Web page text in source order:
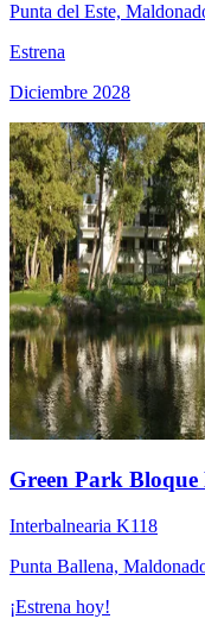
Punta del Este,
Estrena
Diciembre 2028
Green Park Bloque
Interbalnearia K118
Punta Ballena,
¡Estrena hoy!